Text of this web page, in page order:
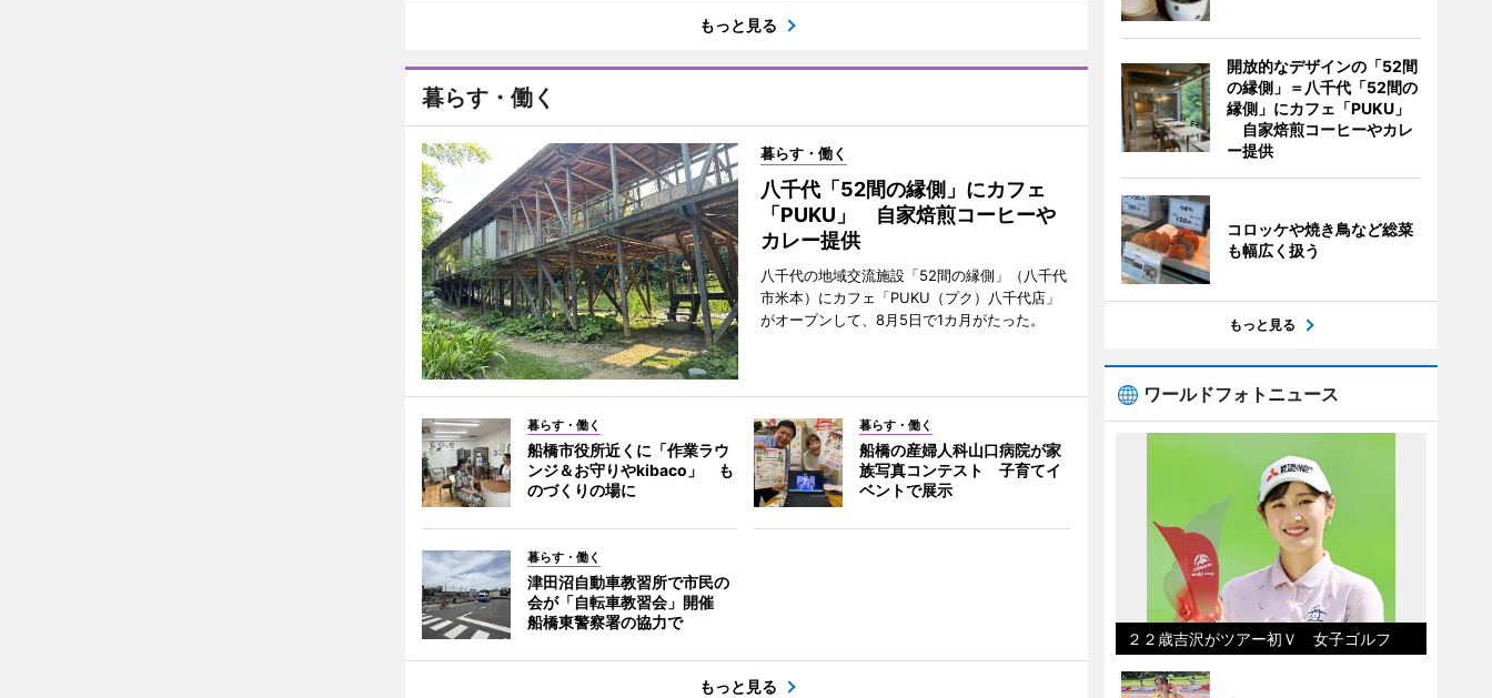
もっと見る
暮らす・働く
暮らす・働く
八千代「52間の縁側」にカフェ
「PUKU」 自家焙煎コーヒーや
カレー提供
八千代の地域交流施設「52間の縁側」（八千代
市米本）にカフェ「PUKU（プク）八千代店」
がオープンして、8月5日で1カ月がたった。
暮らす・働く
船橋市役所近くに「作業ラウ
ンジ＆お守りやkibaco」 も
のづくりの場に
暮らす・働く
船橋の産婦人科山口病院が家
族写真コンテスト 子育てイ
ベントで展示
暮らす・働く
津田沼自動車教習所で市民の
会が「自転車教習会」開催
船橋東警察署の協力で
もっと見る
開放的なデザインの「52間
の縁側」＝八千代「52間の
縁側」にカフェ「PUKU」
自家焙煎コーヒーやカレ
ー提供
コロッケや焼き鳥など総菜
も幅広く扱う
もっと見る
ワールドフォトニュース
２２歳吉沢がツアー初Ｖ 女子ゴルフ